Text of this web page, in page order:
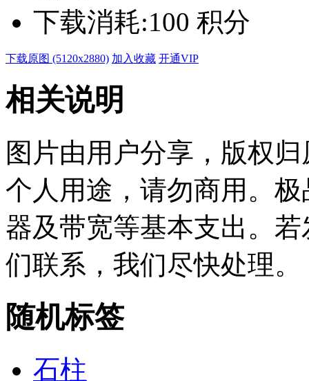
下载消耗:100 积分
下载原图 (5120x2880) 加入收藏 开通VIP
相关说明
图片由用户分享，版权
个人用途，请勿商用。
器及带宽等基本支出。
们联系，我们尽快处理。
随机标签
石柱